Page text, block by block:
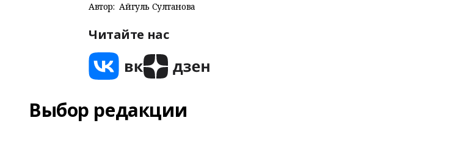
Автор: Айгуль Султанова
Читайте нас
Выбор редакции